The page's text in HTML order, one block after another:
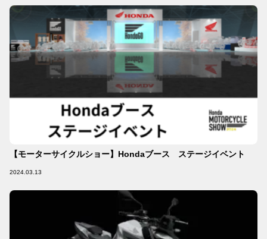
【モーターサイクルショー】Hondaブース ステージイベント
2024.03.13